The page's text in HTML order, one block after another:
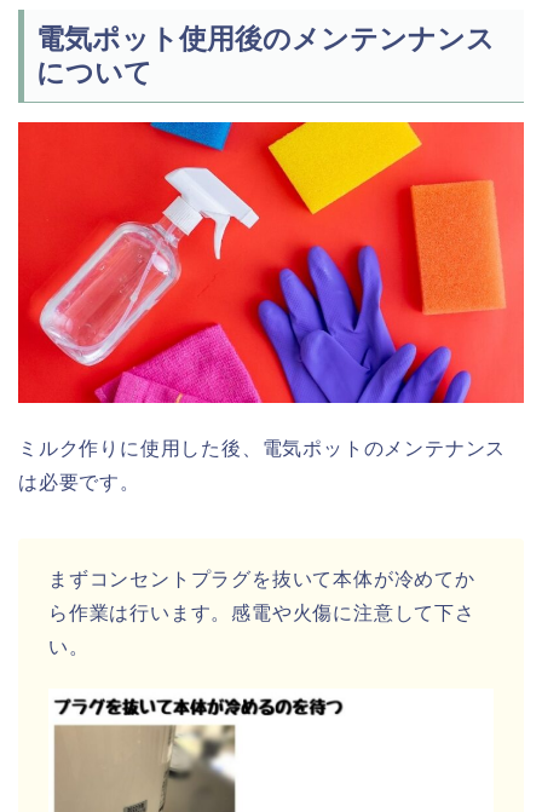
電気ポット使用後のメンテンナンス
について
ミルク作りに使用した後、電気ポットのメンテナンス
は必要です。
まずコンセントプラグを抜いて本体が冷めてか
ら作業は行います。感電や火傷に注意して下さ
い。